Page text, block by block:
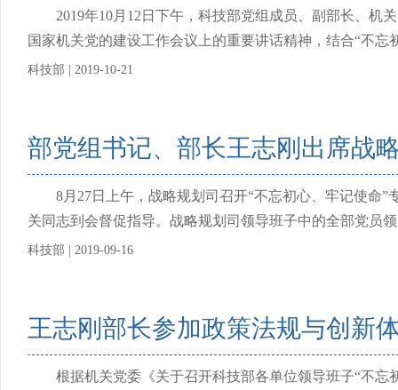
2019年10月12日下午，科技部党组成员、副部长、机
国家机关党的建设工作会议上的重要讲话精神，结合“不
科技部 | 2019-10-21
部党组书记、部长王志刚出席战
8月27日上午，战略规划司召开“不忘初心、牢记使命”
关同志到会督促指导。战略规划司领导班子中的全部党员
科技部 | 2019-09-16
王志刚部长参加政策法规与创新
根据机关党委《关于召开科技部各单位领导班子“不忘